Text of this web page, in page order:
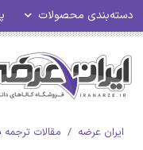
دسته‌بندی محصولات
ایران عرضه مقالات